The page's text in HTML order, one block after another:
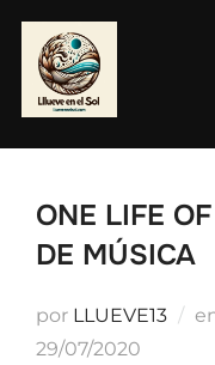
contenido
ONE LIFE
DE MÚSICA
por LLUEVE13
29/07/2020